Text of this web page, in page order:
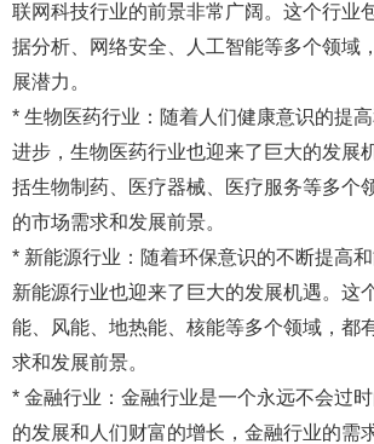
联网科技行业的前景非常广阔。这个行业
据分析、网络安全、人工智能等多个领域
展潜力。
* 生物医药行业：随着人们健康意识的提
进步，生物医药行业也迎来了巨大的发展
括生物制药、医疗器械、医疗服务等多个
的市场需求和发展前景。
* 新能源行业：随着环保意识的不断提高和
新能源行业也迎来了巨大的发展机遇。这
能、风能、地热能、核能等多个领域，都
求和发展前景。
* 金融行业：金融行业是一个永远不会过
的发展和人们财富的增长，金融行业的需